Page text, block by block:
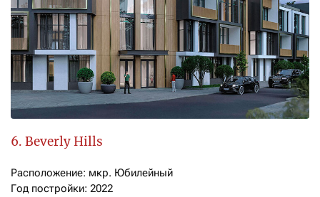
6. Beverly Hills
Расположение: мкр. Юбилейный
Год постройки: 2022